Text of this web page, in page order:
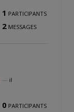
1 PARTICIPANTS
2 MESSAGES
— il
0 PARTICIPANTS